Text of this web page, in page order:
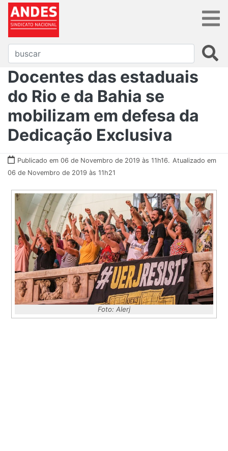
Docentes das estaduais
do Rio e da Bahia se
mobilizam em defesa da
Dedicação Exclusiva
Publicado em 06 de Novembro de 2019 às 11h16. Atualizado em
06 de Novembro de 2019 às 11h21
Foto: Alerj